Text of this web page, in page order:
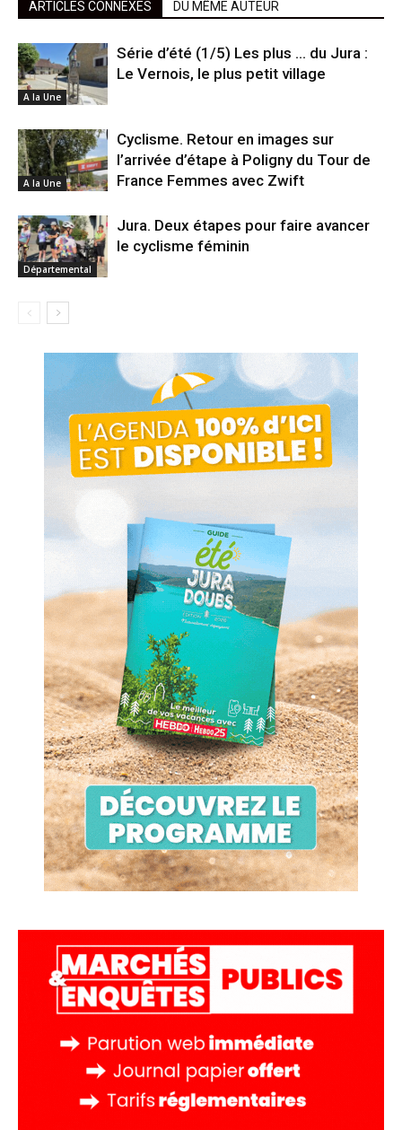
ARTICLES CONNEXES DU MÊME AUTEUR
A la Une
Série d’été (1/5) Les plus … du Jura :
Le Vernois, le plus petit village
A la Une
Cyclisme. Retour en images sur
l’arrivée d’étape à Poligny du Tour de
France Femmes avec Zwift
Départemental
Jura. Deux étapes pour faire avancer
le cyclisme féminin